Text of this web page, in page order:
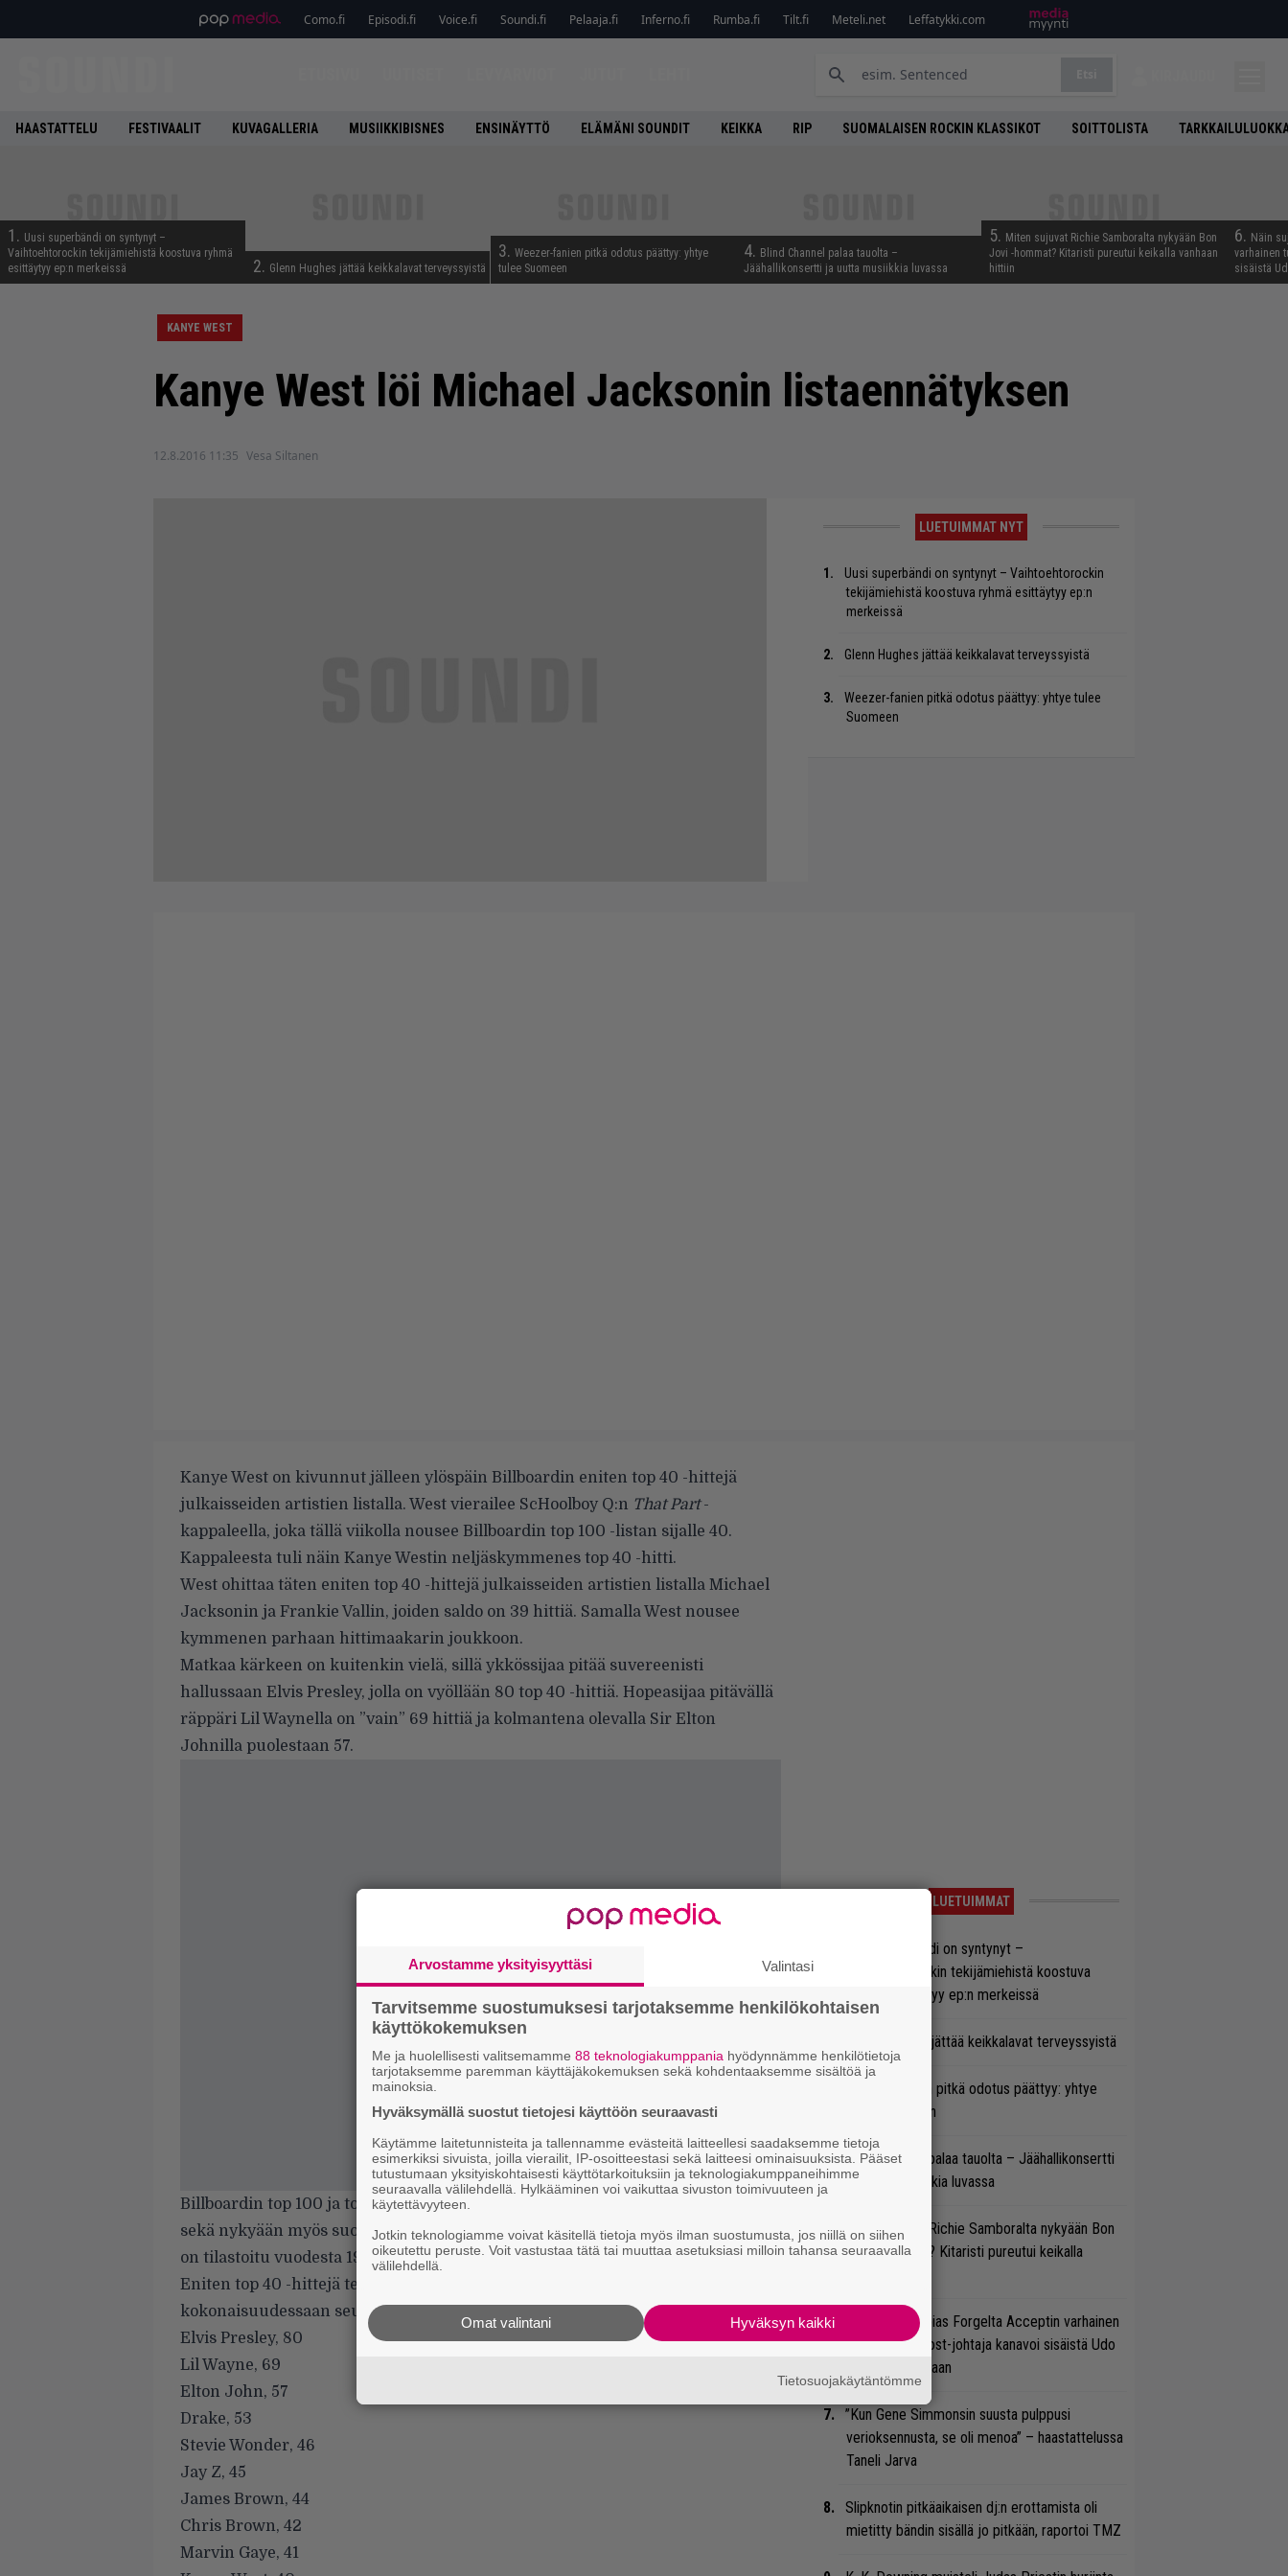
Como.fi Episodi.fi Voice.fi Soundi.fi Pelaaja.fi Inferno.fi Rumba.fi Tilt.fi Meteli.net Leffatykki.com
HAASTATTELU FESTIVAALIT KUVAGALLERIA MUSIIKKIBISNES ENSINÄYTTÖ ELÄMÄNI SOUNDIT KEIKKA RIP SUOMALAISEN ROCKIN KLASSIKOT SOITTOLISTA
1. Uusi superbändi on syntynyt –
Vaihtoehtorockin tekijämiehistä koostuva ryhmä
esittäytyy ep:n merkeissä
2. Glenn Hughes jättää keikkalavat terveyssyistä
3. Weezer-fanien pitkä odotus päättyy: yhtye
tulee Suomeen
4. Blind Channel palaa tauolta –
Jäähallikonsertti ja uutta musiikkia luvassa
5. Miten sujuvat Richie Samboralta nykyään Bon
Jovi -hommat? Kitaristi pureutui keikalla vanhaan
hittiin
6. Näin
varhainen
sisäistä
KANYE WEST
Kanye West löi Michael Jacksonin listaennätyksen
12.8.2016 11:35 Vesa Siltanen
LUETUIMMAT NYT
Uusi superbändi on syntynyt – Vaihtoehtorockin
tekijämiehistä koostuva ryhmä esittäytyy ep:n
merkeissä
Glenn Hughes jättää keikkalavat terveyssyistä
Weezer-fanien pitkä odotus päättyy: yhtye tulee
Suomeen
Kanye West on kivunnut jälleen ylöspäin Billboardin eniten top 40 -hittejä
julkaisseiden artistien listalla. West vierailee ScHoolboy Q:n That Part-
kappaleella, joka tällä viikolla nousee Billboardin top 100 -listan sijalle 40.
Kappaleesta tuli näin Kanye Westin neljäskymmenes top 40 -hitti.
West ohittaa täten eniten top 40 -hittejä julkaisseiden artistien listalla Michael
Jacksonin ja Frankie Vallin, joiden saldo on 39 hittiä. Samalla West nousee
kymmenen parhaan hittimaakarin joukkoon.
Matkaa kärkeen on kuitenkin vielä, sillä ykkössijaa pitää suvereenisti
hallussaan Elvis Presley, jolla on vyöllään 80 top 40 -hittiä. Hopeasijaa pitävällä
räppäri Lil Waynella on ”vain” 69 hittiä ja kolmantena olevalla Sir Elton
Johnilla puolestaan 57.
Billboardin top 100 ja top 40 -listat lasketaan myytyjen singlejen, radiosoittojen
sekä nykyään myös suoratoistokuuntelujen perusteella. Eniten top 40 -hittejä
on tilastoitu vuodesta 1958 alkaen.
Eniten top 40 -hittejä tehneiden artistien kymmenen kärki näyttää
kokonaisuudessaan seuraavalta:
Elvis Presley, 80
Lil Wayne, 69
Elton John, 57
Drake, 53
Stevie Wonder, 46
Jay Z, 45
James Brown, 44
Chris Brown, 42
Marvin Gaye, 41
LUETUIMMAT
Uusi superbändi on syntynyt –
Vaihtoehtorockin tekijämiehistä koostuva
ryhmä esittäytyy ep:n merkeissä
Glenn Hughes jättää keikkalavat terveyssyistä
Weezer-fanien pitkä odotus päättyy: yhtye
tulee Suomeen
Blind Channel palaa tauolta – Jäähallikonsertti
ja uutta musiikkia luvassa
Miten sujuvat Richie Samboralta nykyään Bon
Jovi -hommat? Kitaristi pureutui keikalla
Näin sujuu Tobias Forgelta Acceptin varhainen
tuotanto – Ghost-johtaja kanavoi sisäistä Udo
Dirkschneideriaan
”Kun Gene Simmonsin suusta pulppusi
verioksennusta, se oli menoa” – haastattelussa
Taneli Jarva
Slipknotin pitkäaikaisen dj:n erottamista oli
mietitty bändin sisällä jo pitkään, raportoi TMZ
Arvostamme yksityisyyttäsi Valintasi
Tarvitsemme suostumuksesi tarjotaksemme henkilökohtaisen
käyttökokemuksen
Me ja huolellisesti valitsemamme 88 teknologiakumppania hyödynnämme henkilötietoja
tarjotaksemme paremman käyttäjäkokemuksen sekä kohdentaaksemme sisältöä ja
mainoksia.
Hyväksymällä suostut tietojesi käyttöön seuraavasti
Käytämme laitetunnisteita ja tallennamme evästeitä laitteellesi saadaksemme tietoja
esimerkiksi sivuista, joilla vierailit, IP-osoitteestasi sekä laitteesi ominaisuuksista. Pääset
tutustumaan yksityiskohtaisesti käyttötarkoituksiin ja teknologiakumppaneihimme
seuraavalla välilehdellä. Hylkääminen voi vaikuttaa sivuston toimivuuteen ja
käytettävyyteen.
Jotkin teknologiamme voivat käsitellä tietoja myös ilman suostumusta, jos niillä on siihen
oikeutettu peruste. Voit vastustaa tätä tai muuttaa asetuksiasi milloin tahansa seuraavalla
välilehdellä.
Hyväksyn kaikki
Omat valintani
Tietosuojakäytäntömme